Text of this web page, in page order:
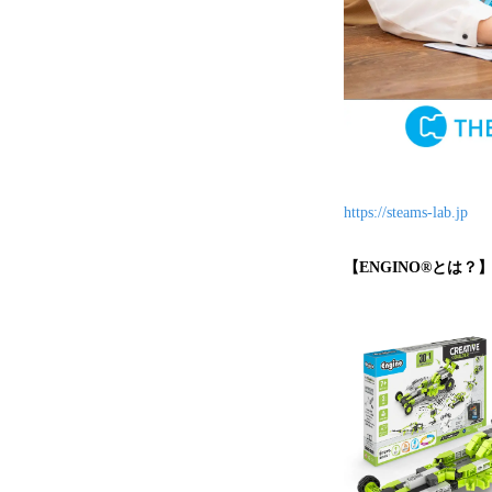
https://steams-lab.jp
【ENGINO®とは？】